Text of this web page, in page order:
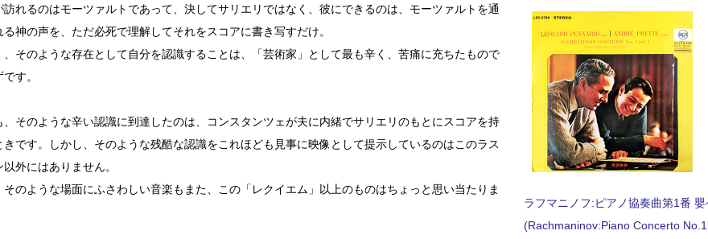
れるのはモーツァルトであって、決してサリエリではなく、彼にできるのは、モーツァルトを通
る神の声を、ただ必死で理解してそれをスコアに書き写すだけ。
そのような存在として自分を認識することは、「芸術家」として最も辛く、苦痛に充ちたもので
す。
そのような辛い認識に到達したのは、コンスタンツェが夫に内緒でサリエリのもとにスコアを持
きです。しかし、そのような残酷な認識をこれほども見事に映像として提示しているのはこのラス
以外にはありません。
のような場面にふさわしい音楽もまた、この「レクイエム」以上のものはちょっと思い当たりま
ラフマニノフ:ピアノ協奏曲第1番
(Rachmaninov:Piano Concerto